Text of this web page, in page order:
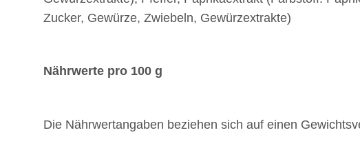
Zucker, Gewürze, Zwiebeln, Gewürzextrakte)
Nährwerte pro 100 g
Die Nährwertangaben beziehen sich auf einen